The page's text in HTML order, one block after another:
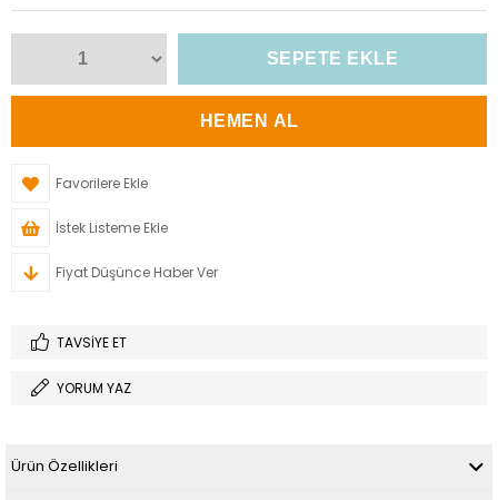
Favorilere Ekle
İstek Listeme Ekle
Fiyat Düşünce Haber Ver
TAVSIYE ET
YORUM YAZ
Ürün Özellikleri